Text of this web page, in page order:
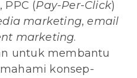
PPC (Pay-Per-Click)
marketing,email
marketing.
untuk membantu
konsep-